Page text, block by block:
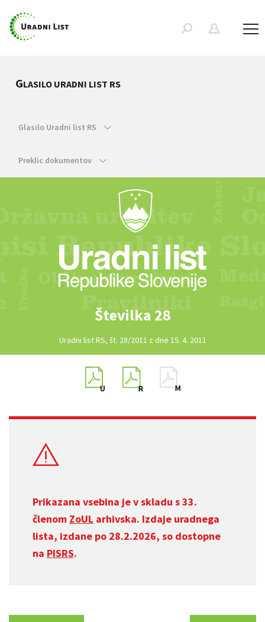
GLASILO URADNI LIST RS
Glasilo Uradni list RS
Preklic dokumentov
Številka 28
Uradni list RS, št. 28/2011 z dne 15. 4. 2011
Prikazana vsebina je v skladu s 33.
členom ZoUL arhivska. Izdaje uradnega
lista, izdane po 28.2.2026, so dostopne
na PISRS.